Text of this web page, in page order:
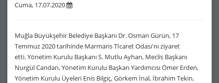
Cuma, 17.07.2020
Muğla Büyükşehir Belediye Başkanı Dr. Osman Gürün, 17
Temmuz 2020 tarihinde Marmaris Tİcaret Odası'nı ziyaret
etti. Yönetim Kurulu Başkanı S. Mutlu Ayhan, Meclis Başkanı
Nurgül Candan, Yönetim Kurulu Başkan Yardımcısı Ömer Erden,
Yönetim Kurulu Üyeleri Enis Bilgiç, Görkem İnal, İbrahim Tekin,